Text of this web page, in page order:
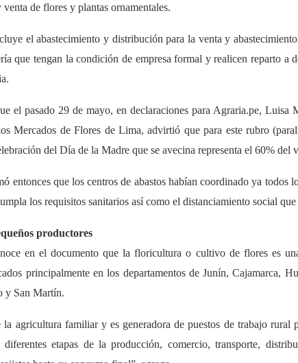
venta de flores y plantas ornamentales.
el abastecimiento y distribución para la venta y
que tengan la condición de empresa formal y realicen reparto a
el pasado 29 de mayo, en declaraciones para Agraria.pe, Luisa
Mercados de Flores de Lima, advirtió que para este rubro
del Día de la Madre que se avecina representa el 60% del
entonces que los centros de abastos habían coordinado ya todos
los requisitos sanitarios así como el distanciamiento social
productores
en el documento que la floricultura o cultivo de flores es
principalmente en los departamentos de Junín, Cajamarca,
y San Martín.
la agricultura familiar y es generadora de puestos de trabajo rural
diferentes etapas de la producción, comercio, transporte,